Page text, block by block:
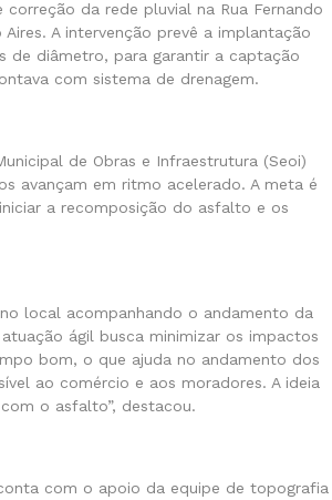
da rede pluvial na Rua Fernando
A intervenção prevê a implantação
de diâmetro, para garantir a captação
com sistema de drenagem.
de Obras e Infraestrutura (Seoi)
avançam em ritmo acelerado. A meta é
a recomposição do asfalto e os
local acompanhando o andamento da
ágil busca minimizar os impactos
bom, o que ajuda no andamento dos
ao comércio e aos moradores. A ideia
o asfalto”, destacou.
com o apoio da equipe de topografia